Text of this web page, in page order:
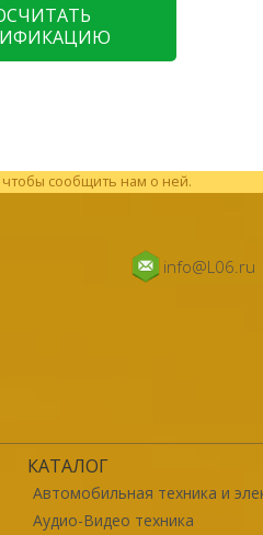
сообщить нам о ней.
info@L06.ru
КАТАЛОГ
Автомобильная техника и
Аудио-Видео техника